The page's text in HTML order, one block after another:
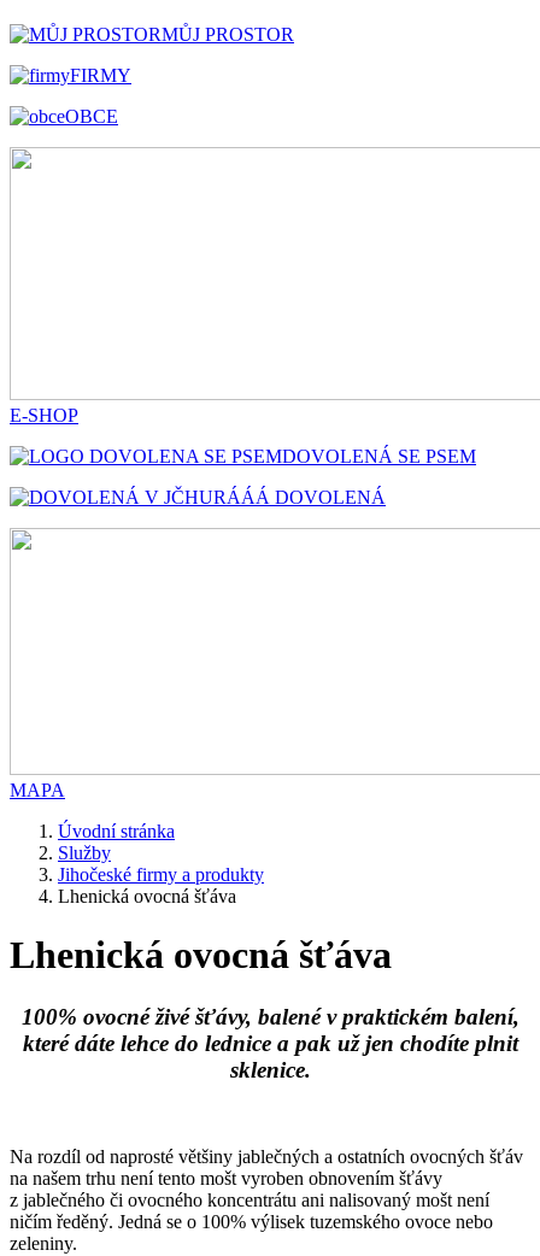
MŮJ PROSTOR
FIRMY
OBCE
E-SHOP
DOVOLENÁ SE PSEM
HURÁÁÁ DOVOLENÁ
MAPA
Úvodní stránka
Služby
Jihočeské firmy a produkty
Lhenická ovocná šťáva
Lhenická ovocná šťáva
100% ovocné živé šťávy, balené v praktickém balení,
které dáte lehce do lednice a pak už jen chodíte plnit
sklenice.
Na rozdíl od naprosté většiny jablečných a ostatních ovocných šťáv
na našem trhu není tento mošt vyroben obnovením šťávy
z jablečného či ovocného koncentrátu ani nalisovaný mošt není
ničím ředěný. Jedná se o 100% výlisek tuzemského ovoce nebo
zeleniny.